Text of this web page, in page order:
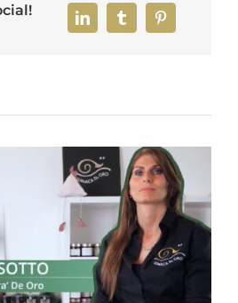
LinkedInTumblrPinterest